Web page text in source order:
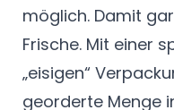
möglich. Damit
Frische. Mit einer
„eisigen“
georderte Menge